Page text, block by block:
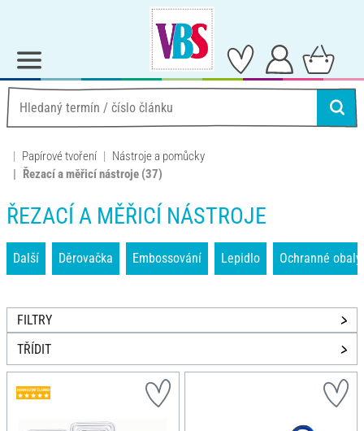
Papírové tvoření
Nástroje a pomůcky
Řezací a měřicí nástroje (37)
ŘEZACÍ A MĚŘICÍ NÁSTROJE
Další Děrovačka Embossování Lepidlo Ochranné
FILTRY
TŘÍDIT